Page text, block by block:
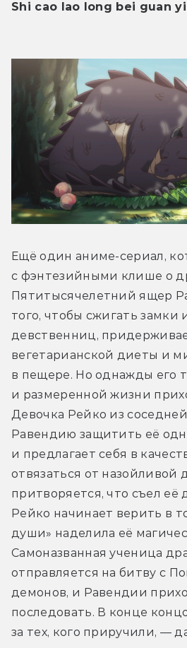
Shi cao lao long bei guan
Ещё один аниме-сериал,
с фэнтезийными клише о
Пятитысячелетний ящер
того, чтобы сжигать замки
девственниц,
вегетарианской диеты и
в пещере. Но однажды его
и размеренной жизни
Девочка Рейко из
Равендию защитить её
и предлагает себя в
отвязаться от назойливой
притворяется, что съел её
Рейко начинает верить в
души» наделила её
Самоназванная ученица
отправляется на битву с
демонов, и Равендии
последовать. В конце
за тех, кого приручили, —